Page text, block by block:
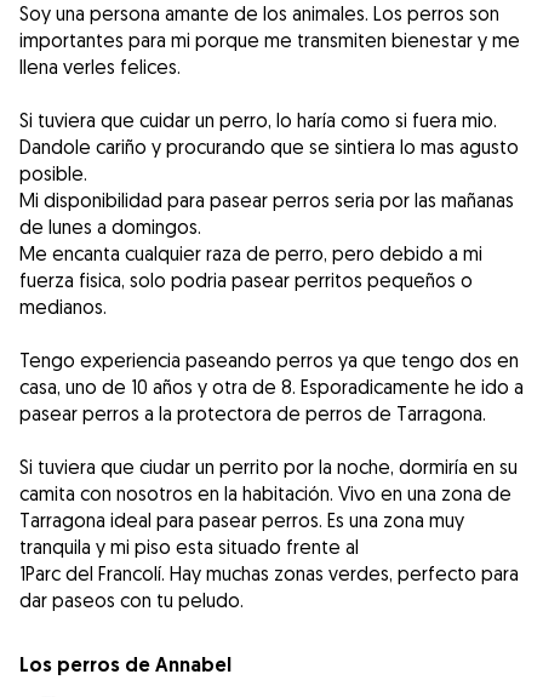
Soy una persona amante de los animales. Los perros son
importantes para mi porque me transmiten bienestar y me
llena verles felices.
Si tuviera que cuidar un perro, lo haría como si fuera mio.
Dandole cariño y procurando que se sintiera lo mas agusto
posible.
Mi disponibilidad para pasear perros seria por las mañanas
de lunes a domingos.
Me encanta cualquier raza de perro, pero debido a mi
fuerza fisica, solo podria pasear perritos pequeños o
medianos.
Tengo experiencia paseando perros ya que tengo dos en
casa, uno de 10 años y otra de 8. Esporadicamente he ido a
pasear perros a la protectora de perros de Tarragona.
Si tuviera que ciudar un perrito por la noche, dormiría en su
camita con nosotros en la habitación. Vivo en una zona de
Tarragona ideal para pasear perros. Es una zona muy
tranquila y mi piso esta situado frente al
1Parc del Francolí. Hay muchas zonas verdes, perfecto para
dar paseos con tu peludo.
Los perros de Annabel